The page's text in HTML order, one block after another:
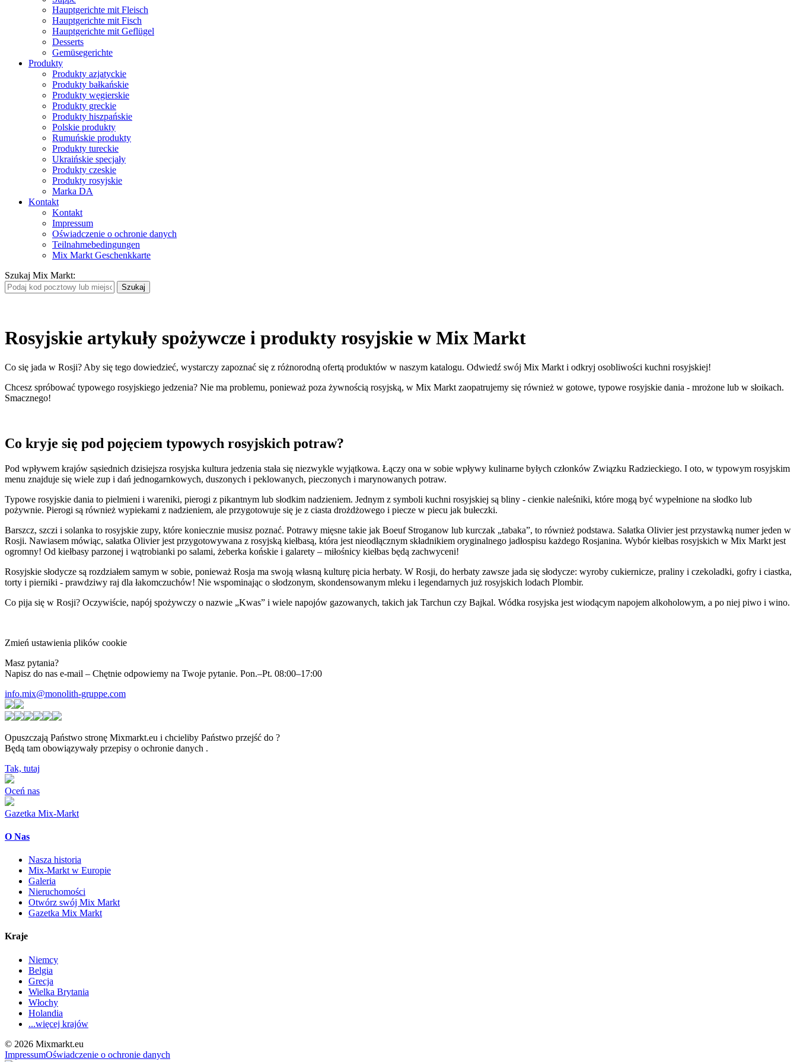
Hauptgerichte mit Fleisch
Hauptgerichte mit Fisch
Hauptgerichte mit Geflügel
Desserts
Gemüsegerichte
Produkty
Produkty azjatyckie
Produkty bałkańskie
Produkty węgierskie
Produkty greckie
Produkty hiszpańskie
Polskie produkty
Rumuńskie produkty
Produkty tureckie
Ukraińskie specjały
Produkty czeskie
Produkty rosyjskie
Marka DA
Kontakt
Kontakt
Impressum
Oświadczenie o ochronie danych
Teilnahmebedingungen
Mix Markt Geschenkkarte
Szukaj Mix Markt:
Rosyjskie artykuły spożywcze i produkty rosyjskie w Mix Markt
Co się jada w Rosji? Aby się tego dowiedzieć, wystarczy zapoznać się z różnorodną ofertą produktów w naszym katalogu. Odwiedź swój Mix Markt i odkryj osobliwości kuchni rosyjskiej!
Chcesz spróbować typowego rosyjskiego jedzenia? Nie ma problemu, ponieważ poza żywnością rosyjską, w Mix Markt zaopatrujemy się również w gotowe, typowe rosyjskie dania - mrożone lub w słoikach.
Smacznego!
Co kryje się pod pojęciem typowych rosyjskich potraw?
Pod wpływem krajów sąsiednich dzisiejsza rosyjska kultura jedzenia stała się niezwykle wyjątkowa. Łączy ona w sobie wpływy kulinarne byłych członków Związku Radzieckiego. I oto, w typowym rosyjskim
menu znajduje się wiele zup i dań jednogarnkowych, duszonych i peklowanych, pieczonych i marynowanych potraw.
Typowe rosyjskie dania to pielmieni i wareniki, pierogi z pikantnym lub słodkim nadzieniem. Jednym z symboli kuchni rosyjskiej są bliny - cienkie naleśniki, które mogą być wypełnione na słodko lub
pożywnie. Pierogi są również wypiekami z nadzieniem, ale przygotowuje się je z ciasta drożdżowego i piecze w piecu jak bułeczki.
Barszcz, szczi i solanka to rosyjskie zupy, które koniecznie musisz poznać. Potrawy mięsne takie jak Boeuf Stroganow lub kurczak „tabaka”, to również podstawa. Sałatka Olivier jest przystawką numer jeden w
Rosji. Nawiasem mówiąc, sałatka Olivier jest przygotowywana z rosyjską kiełbasą, która jest nieodłącznym składnikiem oryginalnego jadłospisu każdego Rosjanina. Wybór kiełbas rosyjskich w Mix Markt jest
ogromny! Od kiełbasy parzonej i wątrobianki po salami, żeberka końskie i galarety – miłośnicy kiełbas będą zachwyceni!
Rosyjskie słodycze są rozdziałem samym w sobie, ponieważ Rosja ma swoją własną kulturę picia herbaty. W Rosji, do herbaty zawsze jada się słodycze: wyroby cukiernicze, praliny i czekoladki, gofry i ciastka,
torty i pierniki - prawdziwy raj dla łakomczuchów! Nie wspominając o słodzonym, skondensowanym mleku i legendarnych już rosyjskich lodach Plombir.
Co pija się w Rosji? Oczywiście, napój spożywczy o nazwie „Kwas” i wiele napojów gazowanych, takich jak Tarchun czy Bajkal. Wódka rosyjska jest wiodącym napojem alkoholowym, a po niej piwo i wino.
Zmień ustawienia plików cookie
Masz pytania?
Napisz do nas e-mail – Chętnie odpowiemy na Twoje pytanie. Pon.–Pt. 08:00–17:00
info.mix@monolith-gruppe.com
Opuszczają Państwo stronę Mixmarkt.eu i chcieliby Państwo przejść do ?
Będą tam obowiązywały przepisy o ochronie danych .
Tak, tutaj
Oceń nas
Gazetka Mix-Markt
O Nas
Nasza historia
Mix-Markt w Europie
Galeria
Nieruchomości
Otwórz swój Mix Markt
Gazetka Mix Markt
Kraje
Niemcy
Belgia
Grecja
Wielka Brytania
Włochy
Holandia
...więcej krajów
© 2026 Mixmarkt.eu
ImpressumOświadczenie o ochronie danych